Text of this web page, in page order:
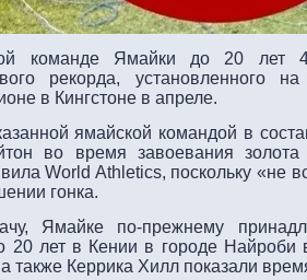
команде Ямайки до 20 лет
рекорда, установленного
в Кингстоне в апреле.
ямайской командой в
во время завоевания
World Athletics, поскольку «не
гонка.
Ямайке по-прежнему
20 лет в Кении в городе Найроби
также Керрика Хилл показали